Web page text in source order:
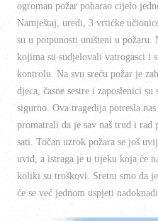
ogroman požar poharao cijelo
Namještaj, uredi, 3 vrtićke
su u potpunosti uništeni u požaru.
kojima su sudjelovali vatrogasci i
kontrolu. Na svu sreću požar je
djeca, časne sestre i zaposlenici
sigurno. Ova tragedija potresla
promatrali da je sav naš trud i rad
sati. Točan uzrok požara se još
uvid, a istraga je u tijeku koja će
koliki su troškovi. Sretni smo da
će se već jednom uspjeti